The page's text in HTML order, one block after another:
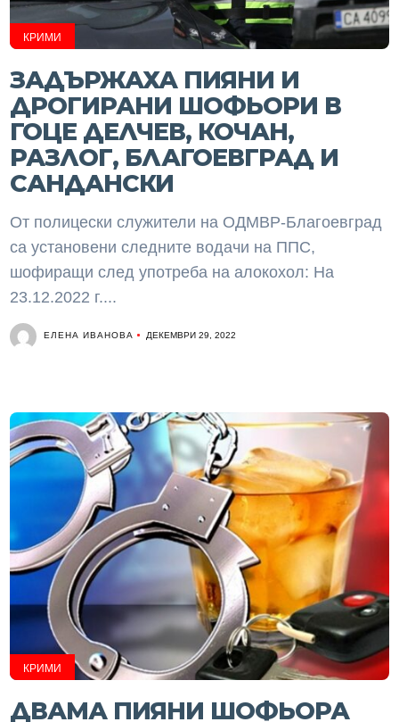
КРИМИ
ЗАДЪРЖАХА ПИЯНИ И
ДРОГИРАНИ ШОФЬОРИ В
ГОЦЕ ДЕЛЧЕВ, КОЧАН,
РАЗЛОГ, БЛАГОЕВГРАД И
САНДАНСКИ
От полицески служители на ОДМВР-Благоевград
са установени следните водачи на ППС,
шофиращи след употреба на алокохол: На
23.12.2022 г....
ЕЛЕНА ИВАНОВА ДЕКЕМВРИ 29, 2022
КРИМИ
ДВАМА ПИЯНИ ШОФЬОРА